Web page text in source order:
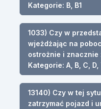
Kategorie: B, B1
1033) Czy w
wjeżdżając na
ostrożnie i znacznie
Kategorie: A, B, C, D,
13140) Czy w tej
zatrzymać pojazd i